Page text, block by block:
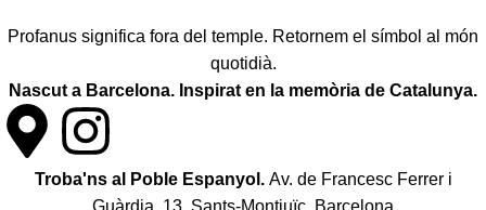
Profanus significa fora del temple. Retornem el símbol al món
quotidià.
Nascut a Barcelona. Inspirat en la memòria de Catalunya.
Troba'ns al Poble Espanyol. Av. de Francesc Ferrer i
Guàrdia, 13, Sants-Montjuïc. Barcelona